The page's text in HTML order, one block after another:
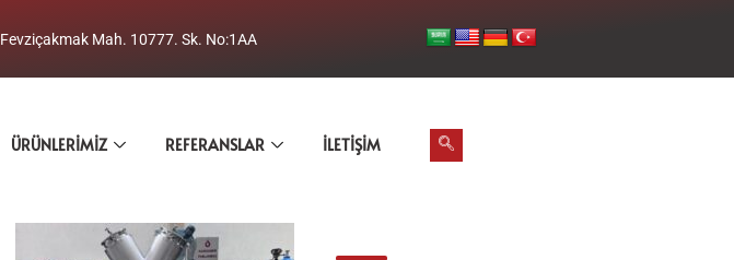
Fevziçakmak Mah. 10777. Sk. No:1AA
ÜRÜNLERIMIZ REFERANSLAR İLETIŞIM